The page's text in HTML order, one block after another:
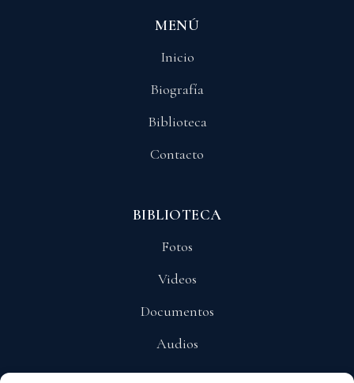
MENÚ
Inicio
Biografía
Biblioteca
Contacto
BIBLIOTECA
Fotos
Videos
Documentos
Audios